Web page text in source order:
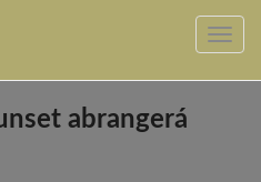
abrangerá